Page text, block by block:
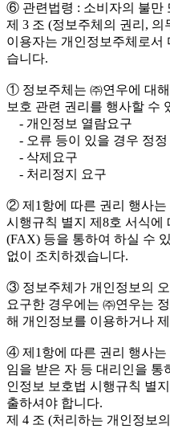
⑥ 관련법령 : 소비자의 불만
제 3 조 (정보주체의 권리, 의
이용자는 개인정보주체로서
습니다.
① 정보주체는 ㈜연우에 대
보호 관련 권리를 행사할 수
- 개인정보 열람요구
- 오류 등이 있을 경우 정정
- 삭제요구
- 처리정지 요구
② 제1항에 따른 권리 행사는
시행규칙 별지 제8호 서식에
(FAX) 등을 통하여 하실 수
없이 조치하겠습니다.
③ 정보주체가 개인정보의
요구한 경우에는 ㈜연우는
해 개인정보를 이용하거나
④ 제1항에 따른 권리 행사는
임을 받은 자 등 대리인을 통
인정보 보호법 시행규칙 별
출하셔야 합니다.
제 4 조 (처리하는 개인정보